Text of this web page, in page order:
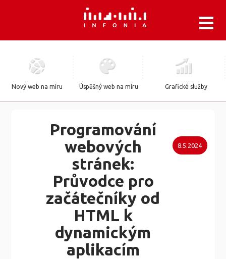
Programování
webových
stránek:
Průvodce pro
začátečníky od
HTML k
dynamickým
aplikacím
8.5.2024
Nový web na míru Úspěšný web na míru Grafické služby